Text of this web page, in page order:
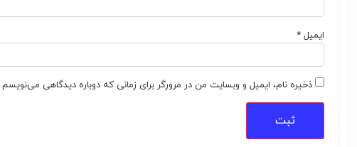
ایمیل *
ذخیره نام، ایمیل و وبسایت من در مرورگر برای زمانی که دوباره دیدگاهی می‌نویسم.